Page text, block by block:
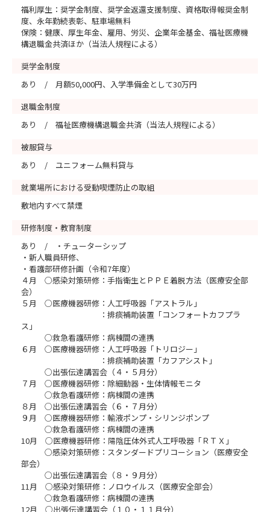
福利厚生：奨学金制度、奨学金返還支援制度、資格取得報奨金制
度、永年勤続表彰、駐車場無料
保険：健康、厚生年金、雇用、労災、企業年金基金、福祉医療機
構退職金共済ほか（当法人規程による）
奨学金制度
あり / 月額50,000円、入学準備金として30万円
退職金制度
あり / 福祉医療機構退職金共済（当法人規程による）
被服貸与
あり / ユニフォーム無料貸与
就業場所における受動喫煙防止の取組
敷地内すべて禁煙
研修制度・教育制度
あり / ・チューターシップ
・新人職員研修、
・看護部研修計画（令和7年度）
４月 ○感染対策研修：手指衛生とＰＰＥ着脱方法（医療安全部
会）
５月 ○医療機器研修：人工呼吸器「アストラル」
：排痰補助装置「コンフォートカフプラ
ス」
○救急看護研修：病棟間の連携
６月 ○医療機器研修：人工呼吸器「トリロジー」
：排痰補助装置「カフアシスト」
○出張伝達講習会（４・５月分）
７月 ○医療機器研修：除細動器・生体情報モニタ
○救急看護研修：病棟間の連携
８月 ○出張伝達講習会（６・７月分）
９月 ○医療機器研修：輸液ポンプ・シリンジポンプ
○救急看護研修：病棟間の連携
10月 ○医療機器研修：陽陰圧体外式人工呼吸器「ＲＴＸ」
○感染対策研修：スタンダードプリコーション（医療安全
部会）
○出張伝達講習会（８・９月分）
11月 ○感染対策研修：ノロウイルス（医療安全部会）
○救急看護研修：病棟間の連携
12月 ○出張伝達講習会（１０・１１月分）